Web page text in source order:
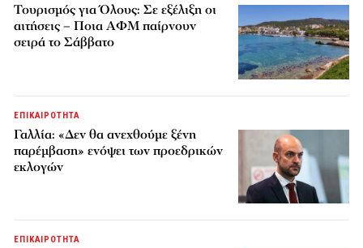
Τουρισμός για Όλους: Σε εξέλιξη οι
αιτήσεις – Ποια ΑΦΜ παίρνουν
σειρά το Σάββατο
ΕΠΙΚΑΙΡΟΤΗΤΑ
Γαλλία: «Δεν θα ανεχθούμε ξένη
παρέμβαση» ενόψει των προεδρικών
εκλογών
ΕΠΙΚΑΙΡΟΤΗΤΑ